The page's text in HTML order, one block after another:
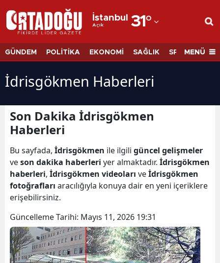
İstanbul
Açık 31°
Adana
Adıyaman
Ağrı
Amasya
Antalya
Artvin
Aydın
Bilecik
Bingöl
GÜNDEM POLİTİKA EKONOMİ SAĞLIK SPORMENÜ
İdrisgökmen Haberleri
Son Dakika İdrisgökmen
Haberleri
Bu sayfada, İdrisgökmen ile ilgili güncel gelişmeler
veson dakika haberleri yer almaktadır. İdrisgökmen
haberleri, İdrisgökmen videoları veİdrisgökmen
fotoğrafları aracılığıyla konuya dair en yeni içeriklere
erişebilirsiniz.
Güncelleme Tarihi: Mayıs 11, 2026 19:31